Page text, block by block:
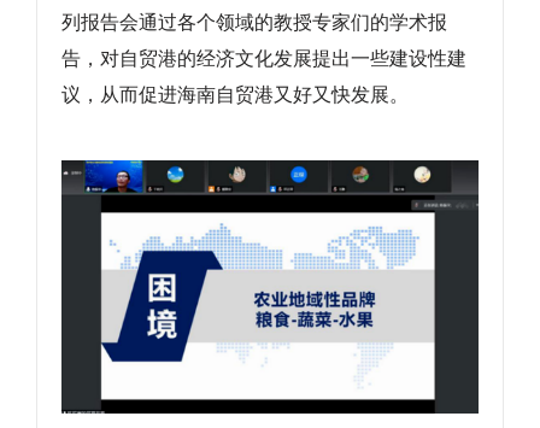
列报告会通过各个领域的教授专家们的学术报
告，对自贸港的经济文化发展提出一些建设性建
议，从而促进海南自贸港又好又快发展。